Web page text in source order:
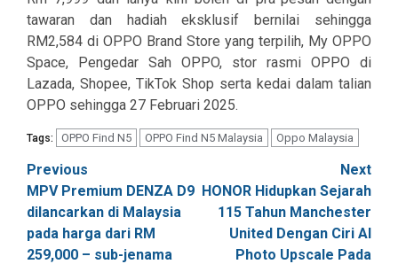
tawaran dan hadiah eksklusif bernilai sehingga
RM2,584 di OPPO Brand Store yang terpilih, My OPPO
Space, Pengedar Sah OPPO, stor rasmi OPPO di
Lazada, Shopee, TikTok Shop serta kedai dalam talian
OPPO sehingga 27 Februari 2025.
Tags: OPPO Find N5 OPPO Find N5 Malaysia Oppo Malaysia
Post
navigation
Previous
MPV Premium DENZA D9
dilancarkan di Malaysia
pada harga dari RM
259,000 – sub-jenama
Next
HONOR Hidupkan Sejarah
115 Tahun Manchester
United Dengan Ciri AI
Photo Upscale Pada